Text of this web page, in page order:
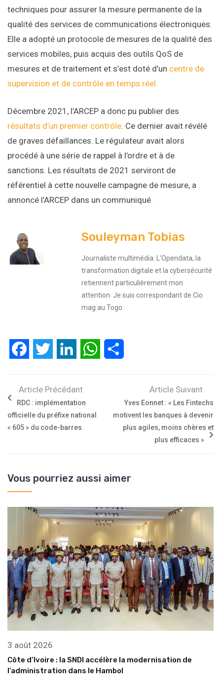
techniques pour assurer la mesure permanente de la
qualité des services de communications électroniques.
Elle a adopté un protocole de mesures de la qualité des
services mobiles, puis acquis des outils QoS de
mesures et de traitement et s’est doté d’un centre de
supervision et de contrôle en temps réel.
Décembre 2021, l’ARCEP a donc pu publier des
résultats d’un premier contrôle. Ce dernier avait révélé
de graves défaillances. Le régulateur avait alors
procédé à une série de rappel à l’ordre et à de
sanctions. Les résultats de 2021 serviront de
référentiel à cette nouvelle campagne de mesure, a
annoncé l’ARCEP dans un communiqué.
Souleyman Tobias
Journaliste multimédia. L’Opendata, la
transformation digitale et la cybersécurité
retiennent particulièrement mon
attention. Je suis correspondant de Cio
mag au Togo.
FacebookTwitter LinkedIn WhatsApp
Article Précédant
RDC : implémentation
officielle du préfixe national
« 605 » du code-barres
Article Suivant
Yves Eonnet : « Les Fintechs
motivent les banques à devenir
plus agiles, moins chères et
plus efficaces »
Vous pourriez aussi aimer
3 août 2026
Côte d’Ivoire : la SNDI accélère la modernisation de
l’administration dans le Hambol